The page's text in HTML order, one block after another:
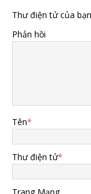
Thư điện tử của
Phản hồi
Tên*
Thư điện tử*